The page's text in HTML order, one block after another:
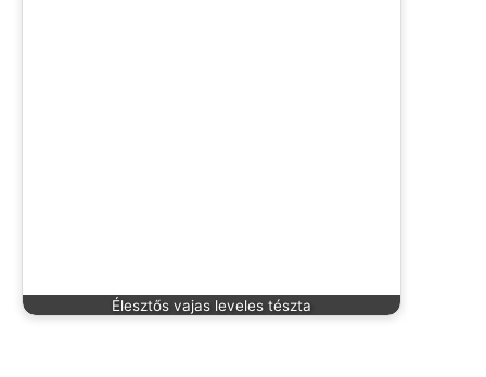
Élesztős vajas leveles tészta